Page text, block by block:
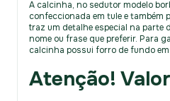
A calcinha, no sedutor modelo
confeccionada em tule e também
traz um detalhe especial na parte
nome ou frase que preferir. Para
calcinha possui forro de fundo
Atenção!